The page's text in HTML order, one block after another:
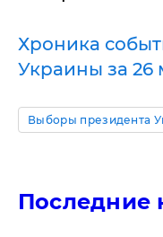
Хроника
Украины за 26
Выборы президента
Последние